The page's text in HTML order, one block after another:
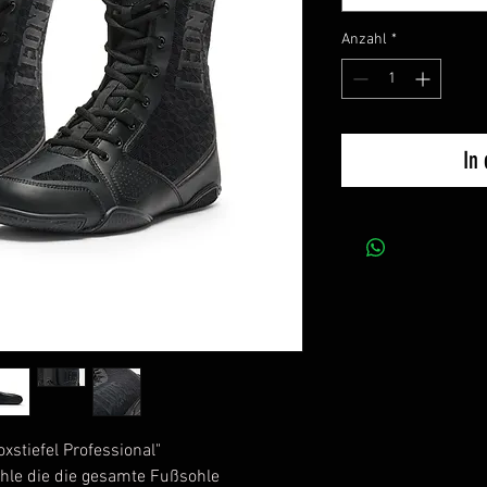
Professional"
die die gesamte Fußsohle
Anzahl *
In